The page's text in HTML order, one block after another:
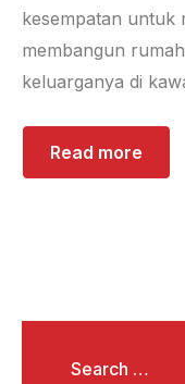
kesempatan untuk
membangun
keluarganya di
Read more